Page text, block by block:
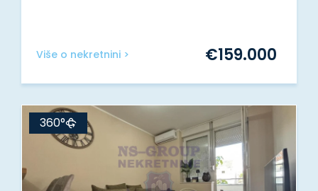
Više o nekretnini > €159.000
360°